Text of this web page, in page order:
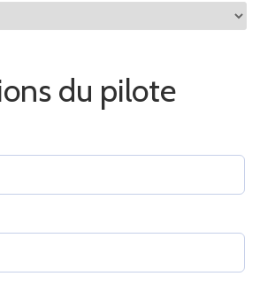
du pilote